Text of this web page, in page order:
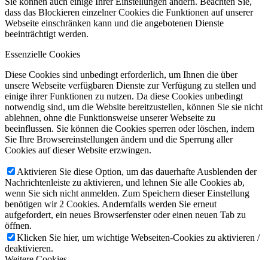
dass das Blockieren einzelner Cookies die Funktionen auf unserer
Webseite einschränken kann und die angebotenen Dienste
beeinträchtigt werden.
Essenzielle Cookies
Diese Cookies sind unbedingt erforderlich, um Ihnen die über
unsere Webseite verfügbaren Dienste zur Verfügung zu stellen und
einige ihrer Funktionen zu nutzen. Da diese Cookies unbedingt
notwendig sind, um die Website bereitzustellen, können Sie sie nicht
ablehnen, ohne die Funktionsweise unserer Webseite zu
beeinflussen. Sie können die Cookies sperren oder löschen, indem
Sie Ihre Browsereinstellungen ändern und die Sperrung aller
Cookies auf dieser Website erzwingen.
Aktivieren Sie diese Option, um das dauerhafte Ausblenden der
Nachrichtenleiste zu aktivieren, und lehnen Sie alle Cookies ab,
wenn Sie sich nicht anmelden. Zum Speichern dieser Einstellung
benötigen wir 2 Cookies. Andernfalls werden Sie erneut
aufgefordert, ein neues Browserfenster oder einen neuen Tab zu
öffnen.
Klicken Sie hier, um wichtige Webseiten-Cookies zu aktivieren /
deaktivieren.